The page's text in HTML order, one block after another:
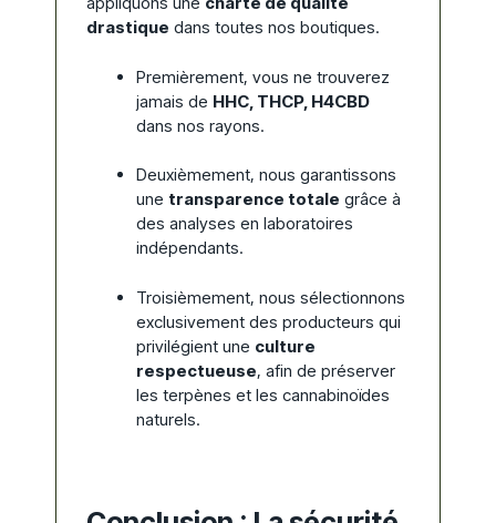
drastique dans toutes nos boutiques.
Premièrement, vous ne trouverez
jamais de HHC, THCP, H4CBD
dans nos rayons.
Deuxièmement, nous garantissons
unetransparence totale grâce à
des analyses en laboratoires
indépendants.
Troisièmement, nous sélectionnons
exclusivement des producteurs qui
privilégient une culture
respectueuse, afin de préserver
les terpènes et les cannabinoïdes
naturels.